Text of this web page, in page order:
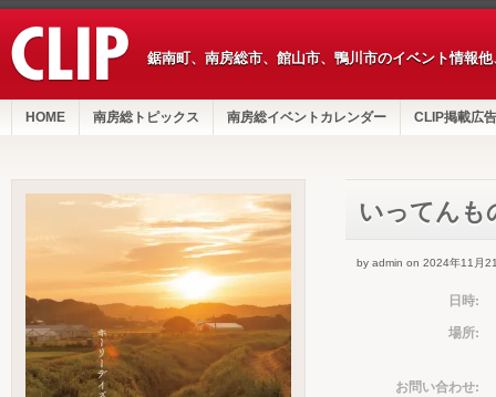
鋸南町、南房総市、館山市、鴨川市のイベント情報
HOME 南房総トピックス 南房総イベントカレンダー CLIP掲載広告
いってんも
by admin on 2024年11月
日時:
場所:
お問い合わせ: